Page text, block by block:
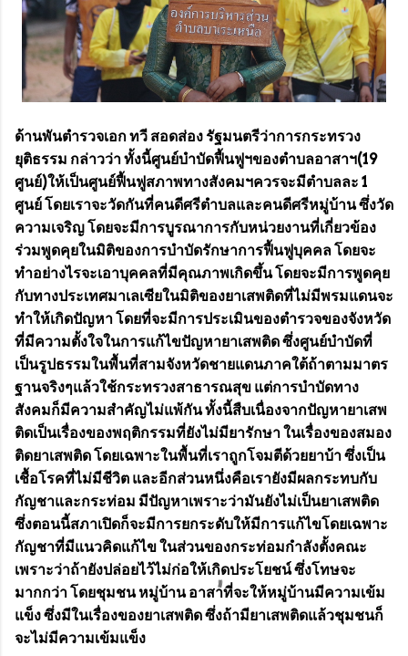
ด้านพันตำรวจเอก ทวี สอดส่อง รัฐมนตรีว่าการกระทรวง
ยุติธรรม กล่าวว่า ทั้งนี้ศูนย์บำบัดฟื้นฟูฯของตำบลอาสาฯ(19
ศูนย์)ให้เป็นศูนย์ฟื้นฟูสภาพทางสังคมฯควรจะมีตำบลละ 1
ศูนย์ โดยเราจะวัดกันที่คนดีศรีตำบลและคนดีศรีหมู่บ้าน ซึ่งวัด
ความเจริญ โดยจะมีการบูรณาการกับหน่วยงานที่เกี่ยวข้อง
ร่วมพูดคุยในมิติของการบำบัดรักษาการฟื้นฟูบุคคล โดยจะ
ทำอย่างไรจะเอาบุคคลที่มีคุณภาพเกิดขึ้น โดยจะมีการพูดคุย
กับทางประเทศมาเลเซียในมิติของยาเสพติดที่ไม่มีพรมแดนจะ
ทำให้เกิดปัญหา โดยที่จะมีการประเมินของตำรวจของจังหวัด
ที่มีความตั้งใจในการแก้ไขปัญหายาเสพติด ซึ่งศูนย์บำบัดที่
เป็นรูปธรรมในพื้นที่สามจังหวัดชายแดนภาคใต้ถ้าตามมาตร
ฐานจริงๆแล้วใช้กระทรวงสาธารณสุข แต่การบำบัดทาง
สังคมก็มีความสำคัญไม่แพ้กัน ทั้งนี้สืบเนื่องจากปัญหายาเสพ
ติดเป็นเรื่องของพฤติกรรมที่ยังไม่มียารักษา ในเรื่องของสมอง
ติดยาเสพติด โดยเฉพาะในพื้นที่เราถูกโจมตีด้วยยาบ้า ซึ่งเป็น
เชื้อโรคที่ไม่มีชีวิต และอีกส่วนหนึ่งคือเรายังมีผลกระทบกับ
กัญชาและกระท่อม มีปัญหาเพราะว่ามันยังไม่เป็นยาเสพติด
ซึ่งตอนนี้สภาเปิดก็จะมีการยกระดับให้มีการแก้ไขโดยเฉพาะ
กัญชาที่มีแนวคิดแก้ไข ในส่วนของกระท่อมกำลังตั้งคณะ
เพราะว่าถ้ายังปล่อยไว้ไม่ก่อให้เกิดประโยชน์ ซึ่งโทษจะ
มากกว่า โดยชุมชน หมู่บ้าน อาสาที่จะให้หมู่บ้านมีความเข้ม
แข็ง ซึ่งมีในเรื่องของยาเสพติด ซึ่งถ้ามียาเสพติดแล้วชุมชนก็
จะไม่มีความเข้มแข็ง